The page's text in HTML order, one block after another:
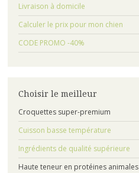
Livraison à domicile
Calculer le prix pour mon chien
CODE PROMO -40%
Choisir le meilleur
Croquettes super-premium
Cuisson basse température
Ingrédients de qualité supérieure
Haute teneur en protéines animales